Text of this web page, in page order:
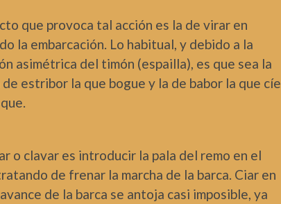
que provoca tal acción es la de virar en
la embarcación. Lo habitual, y debido a la
asimétrica del timón (espailla), es que sea la
de estribor la que bogue y la de babor la que cíe
o clavar es introducir la pala del remo en el
de frenar la marcha de la barca. Ciar en
de la barca se antoja casi imposible, ya